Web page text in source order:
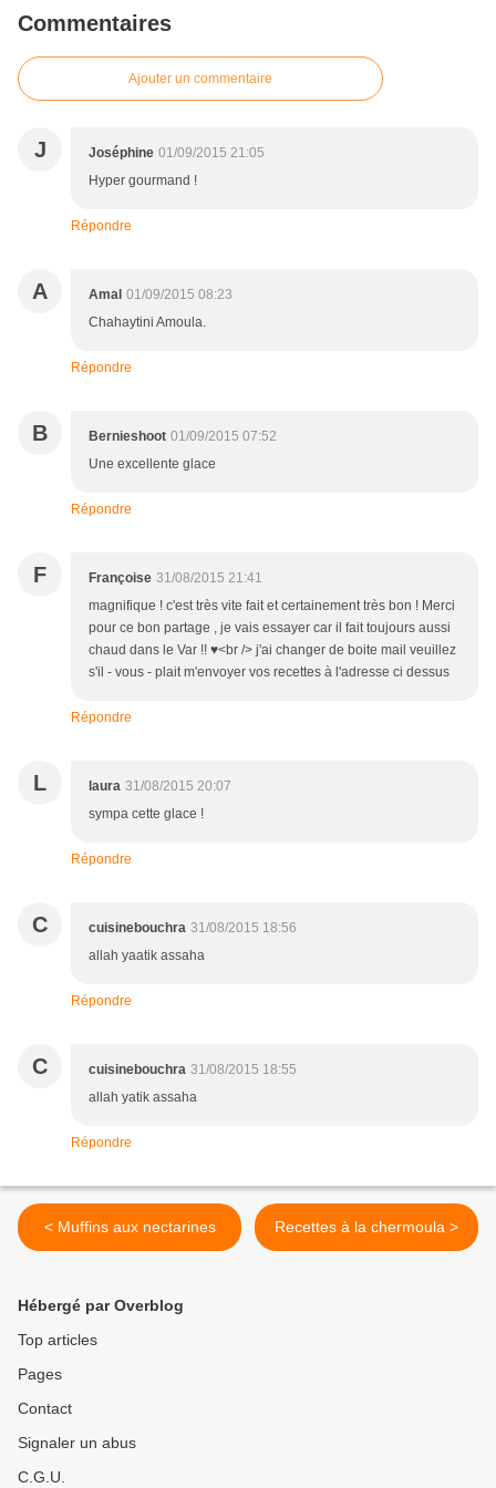
Commentaires
Ajouter un commentaire
J Joséphine 01/09/2015 21:05
Hyper gourmand !
Répondre
A Amal 01/09/2015 08:23
Chahaytini Amoula.
Répondre
B Bernieshoot 01/09/2015 07:52
Une excellente glace
Répondre
F Françoise 31/08/2015 21:41
magnifique ! c'est très vite fait et certainement très bon ! Merci
pour ce bon partage , je vais essayer car il fait toujours aussi
chaud dans le Var !! ♥<br /> j'ai changer de boite mail veuillez
s'il - vous - plait m'envoyer vos recettes à l'adresse ci dessus
Répondre
L laura 31/08/2015 20:07
sympa cette glace !
Répondre
C cuisinebouchra 31/08/2015 18:56
allah yaatik assaha
Répondre
C cuisinebouchra 31/08/2015 18:55
allah yatik assaha
Répondre
< Muffins aux nectarines Recettes à la chermoula >
Hébergé par Overblog
Top articles
Pages
Contact
Signaler un abus
C.G.U.